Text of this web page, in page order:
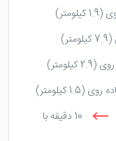
(1.9 کیلومتر)
(7.9 کیلومتر)
(2.9 کیلومتر)
(1.5 کیلومتر)
10 دقیقه با